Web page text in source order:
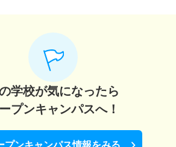
学校が気になったら
プンキャンパスへ！
プンキャンパス情報をみる